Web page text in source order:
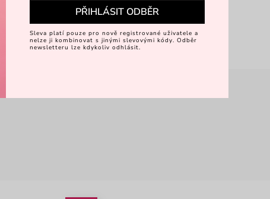
PŘIHLÁSIT ODBĚR
Sleva platí pouze pro nově registrované uživatele a
nelze ji kombinovat s jinými slevovými kódy. Odběr
newsletteru lze kdykoliv odhlásit.